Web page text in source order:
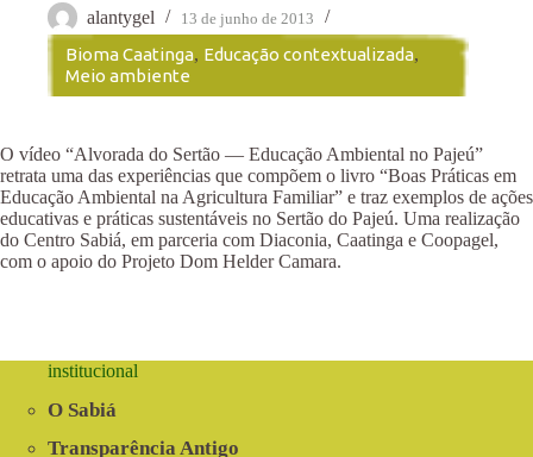
alantygel 13 de junho de 2013
Bioma Caatinga, Educação contextualizada,
Meio ambiente
O vídeo “Alvorada do Sertão — Educação Ambiental no Pajeú”
retrata uma das experiências que compõem o livro “Boas Práticas em
Educação Ambiental na Agricultura Familiar” e traz exemplos de ações
educativas e práticas sustentáveis no Sertão do Pajeú. Uma realização
do Centro Sabiá, em parceria com Diaconia, Caatinga e Coopagel,
com o apoio do Projeto Dom Helder Camara.
institucional
O Sabiá
Transparência Antigo